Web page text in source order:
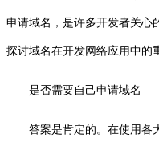
申请域名，是许多开发者关心
探讨域名在开发网络应用中的
是否需要自己申请域名
答案是肯定的。在使用各